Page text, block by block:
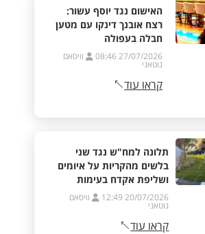
האישום נגד יוסף עשור:
רצח אובנך דינקו עם מטען
חבלה בעפולה
27/07/2026 08:46 וויסאם
גוטאני
קראו עוד
תלונה למח"ש נגד שני
בלשים מהקריות על איומים
ושליפת אקדח בעימות
20/07/2026 12:49 וויסאם
גוטאני
קראו עוד